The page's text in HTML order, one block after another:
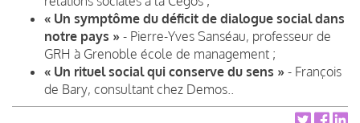
« Un symptôme du déficit de dialogue social dans
notre pays » - Pierre-Yves Sanséau, professeur de
GRH à Grenoble école de management ;
« Un rituel social qui conserve du sens » - François
de Bary, consultant chez Demos..